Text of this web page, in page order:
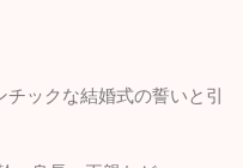
ックな結婚式の誓いと引